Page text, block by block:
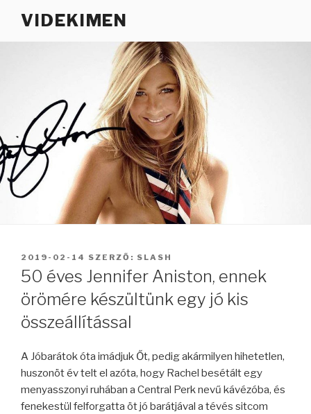
VIDEKIMEN
BEKÜLDVE:
2019-02-14 SZERZŐ: SLASH
50 éves Jennifer Aniston, ennek
örömére készültünk egy jó kis
összeállítással
A Jóbarátok óta imádjuk Őt, pedig akármilyen hihetetlen,
huszonöt év telt el azóta, hogy Rachel besétált egy
menyasszonyi ruhában a Central Perk nevű kávézóba, és
fenekestül felforgatta öt jó barátjával a tévés sitcom